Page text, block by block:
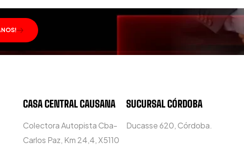
CASA CENTRAL CAUSANA
Colectora Autopista Cba-
Carlos Paz, Km 24,4, X5110
SUCURSAL CÓRDOBA
Ducasse 620, Córdoba.